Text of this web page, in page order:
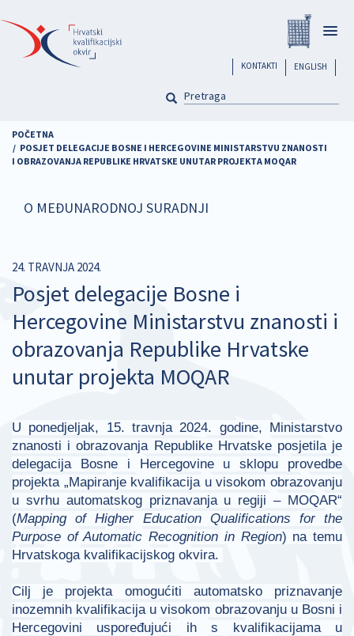
na
glavni
sadržaj
ENGLISH
header
KONTAKTI
PRETRAGA
POČETNA
POSJET DELEGACIJE BOSNE I HERCEGOVINE MINISTARSTVU ZNANOSTI
I OBRAZOVANJA REPUBLIKE HRVATSKE UNUTAR PROJEKTA MOQAR
O MEĐUNARODNOJ SURADNJI
24. TRAVNJA 2024.
Posjet delegacije Bosne i
Hercegovine Ministarstvu znanosti i
obrazovanja Republike Hrvatske
unutar projekta MOQAR
U ponedjeljak, 15. travnja 2024. godine, Ministarstvo
znanosti i obrazovanja Republike Hrvatske posjetila je
delegacija Bosne i Hercegovine u sklopu provedbe
projekta „Mapiranje kvalifikacija u visokom obrazovanju
u svrhu automatskog priznavanja u regiji – MOQAR“
(Mapping of Higher Education Qualifications for the
Purpose of Automatic Recognition in Region) na temu
Hrvatskoga kvalifikacijskog okvira.
Cilj je projekta omogućiti automatsko priznavanje
inozemnih kvalifikacija u visokom obrazovanju u Bosni i
Hercegovini uspoređujući ih s kvalifikacijama u